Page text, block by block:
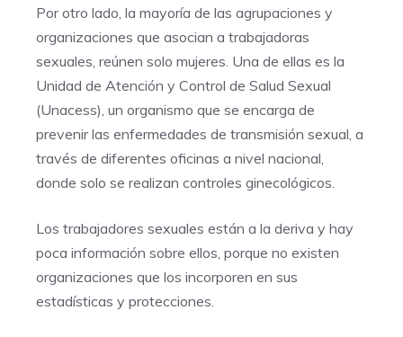
Por otro lado, la mayoría de las agrupaciones y
organizaciones que asocian a trabajadoras
sexuales, reúnen solo mujeres. Una de ellas es la
Unidad de Atención y Control de Salud Sexual
(Unacess), un organismo que se encarga de
prevenir las enfermedades de transmisión sexual, a
través de diferentes oficinas a nivel nacional,
donde solo se realizan controles ginecológicos.
Los trabajadores sexuales están a la deriva y hay
poca información sobre ellos, porque no existen
organizaciones que los incorporen en sus
estadísticas y protecciones.